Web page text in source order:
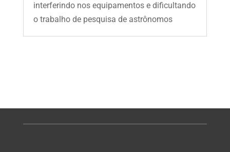
interferindo nos equipamentos e dificultando
o trabalho de pesquisa de astrônomos